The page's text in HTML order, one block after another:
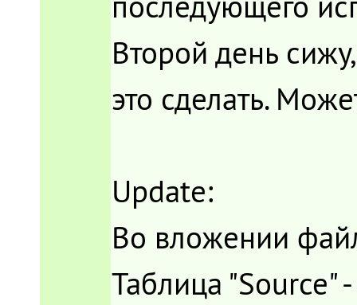
Второй день
это сделать.
Update:
Во вложении
Таблица "Source"